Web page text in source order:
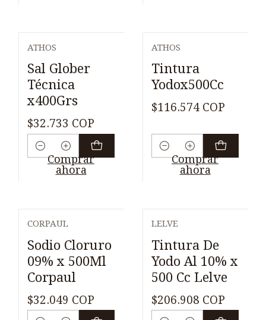
ATHOS
Sal Glober
Técnica
x400Grs
$32.733 COP
Cantidad
Comprar
ahora
ATHOS
Tintura
Yodox500Cc
$116.574 COP
Cantidad
Comprar
ahora
CORPAUL
Sodio Cloruro
09% x 500Ml
Corpaul
$32.049 COP
LELVE
Tintura De
Yodo Al 10% x
500 Cc Lelve
$206.908 COP